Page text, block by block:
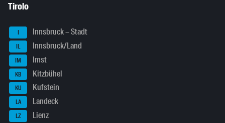
Tirolo
I Innsbruck – Stadt
IL Innsbruck/Land
IM Imst
KB Kitzbühel
KU Kufstein
LA Landeck
LZ Lienz